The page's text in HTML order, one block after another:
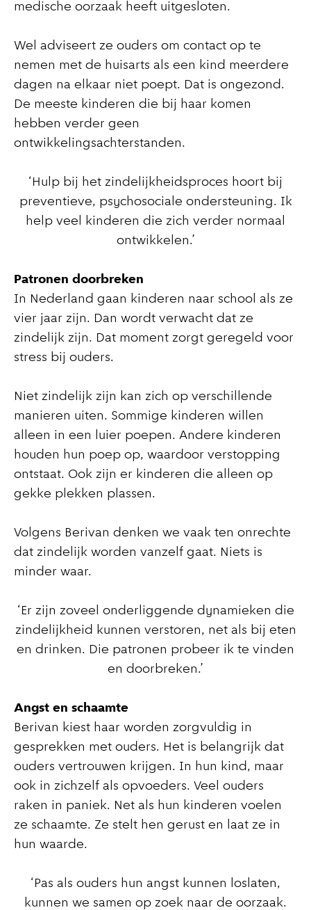
medische oorzaak heeft uitgesloten.
Wel adviseert ze ouders om contact op te
nemen met de huisarts als een kind meerdere
dagen na elkaar niet poept. Dat is ongezond.
De meeste kinderen die bij haar komen
hebben verder geen
ontwikkelingsachterstanden.
‘Hulp bij het zindelijkheidsproces hoort bij
preventieve, psychosociale ondersteuning. Ik
help veel kinderen die zich verder normaal
ontwikkelen.’
Patronen doorbreken
In Nederland gaan kinderen naar school als ze
vier jaar zijn. Dan wordt verwacht dat ze
zindelijk zijn. Dat moment zorgt geregeld voor
stress bij ouders.
Niet zindelijk zijn kan zich op verschillende
manieren uiten. Sommige kinderen willen
alleen in een luier poepen. Andere kinderen
houden hun poep op, waardoor verstopping
ontstaat. Ook zijn er kinderen die alleen op
gekke plekken plassen.
Volgens Berivan denken we vaak ten onrechte
dat zindelijk worden vanzelf gaat. Niets is
minder waar.
‘Er zijn zoveel onderliggende dynamieken die
zindelijkheid kunnen verstoren, net als bij eten
en drinken. Die patronen probeer ik te vinden
en doorbreken.’
Angst en schaamte
Berivan kiest haar worden zorgvuldig in
gesprekken met ouders. Het is belangrijk dat
ouders vertrouwen krijgen. In hun kind, maar
ook in zichzelf als opvoeders. Veel ouders
raken in paniek. Net als hun kinderen voelen
ze schaamte. Ze stelt hen gerust en laat ze in
hun waarde.
‘Pas als ouders hun angst kunnen loslaten,
kunnen we samen op zoek naar de oorzaak.